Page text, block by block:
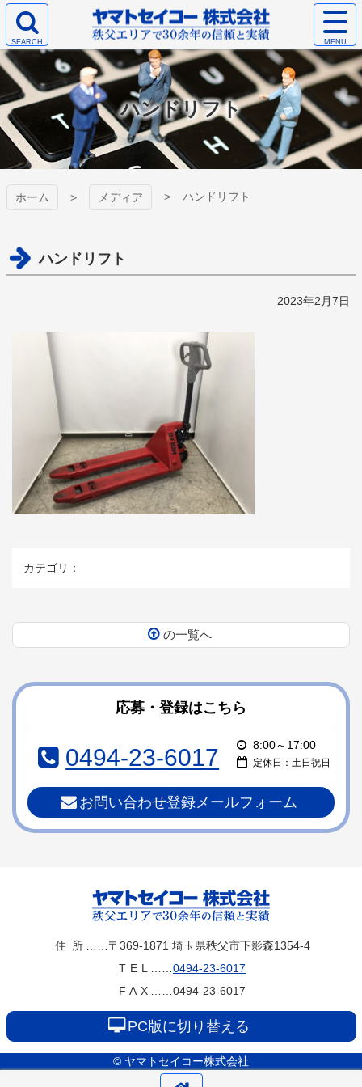
コ
テ
ン
ツ
本
文
へ
ス
ハンドリフト
ホーム メディア ハンドリフト
ハンドリフト
2023年2月7日
カテゴリ：
の一覧へ
テ
ン
へ
ジ
の
応募・登録はこちら
0494-23-6017 8:00～17:00
定休日：土日祝日
お問い合わせ登録メールフォーム
ヤマトセイコー
株式会社
住所……〒369-1871 埼玉県秩父市下影森1354-4
TEL……0494-23-6017
FAX……0494-23-6017
PC版に切り替える
© ヤマトセイコー株式会社
ヤマトセイコー
株式会社
検
エ
リ
ア
を
開
く
サ
イ
ト
メ
ニ
ュ
ー
を
開
く